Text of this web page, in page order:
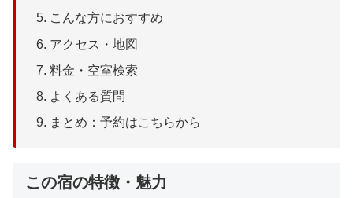
こんな方におすすめ
アクセス・地図
料金・空室検索
よくある質問
まとめ：予約はこちらから
この宿の特徴・魅力